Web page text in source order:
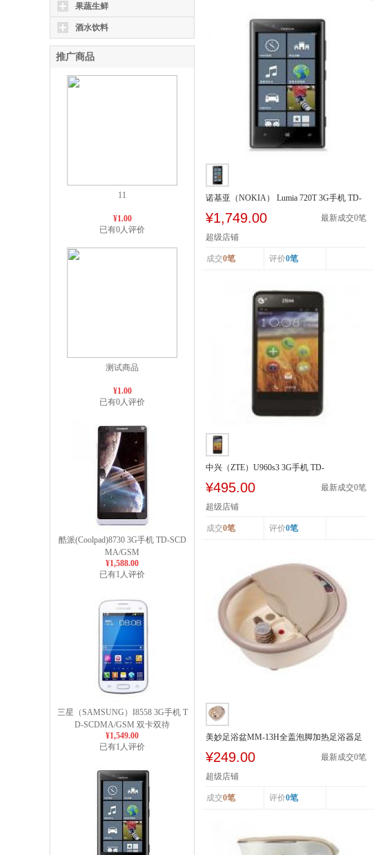
果蔬生鲜
酒水饮料
推广商品
11
¥1.00
已有0人评价
测试商品
¥1.00
已有0人评价
酷派(Coolpad)8730 3G手机 TD-SCD
MA/GSM
¥1,588.00
已有1人评价
三星（SAMSUNG）I8558 3G手机 T
D-SCDMA/GSM 双卡双待
¥1,549.00
已有1人评价
诺基亚（NOKIA） Lumia 720T 3G手机 TD-
¥1,749.00 最新成交0笔
超级店铺
成交0笔 评价0笔
中兴（ZTE）U960s3 3G手机 TD-
¥495.00 最新成交0笔
超级店铺
成交0笔 评价0笔
美妙足浴盆MM-13H全盖泡脚加热足浴器足
¥249.00 最新成交0笔
超级店铺
成交0笔 评价0笔